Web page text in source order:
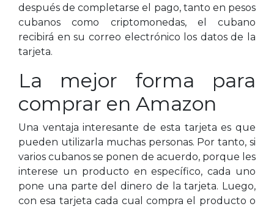
después de completarse el pago, tanto en pesos
cubanos como criptomonedas, el cubano
recibirá en su correo electrónico los datos de la
tarjeta.
La mejor forma para
comprar en Amazon
Una ventaja interesante de esta tarjeta es que
pueden utilizarla muchas personas. Por tanto, si
varios cubanos se ponen de acuerdo, porque les
interese un producto en específico, cada uno
pone una parte del dinero de la tarjeta. Luego,
con esa tarjeta cada cual compra el producto o